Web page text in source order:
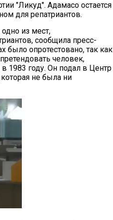
"Ликуд". Адамасо остается
для репатриантов.
из мест,
сообщила пресс-
было опротестовано, так как
человек,
1983 году. Он подал в Центр
не была ни